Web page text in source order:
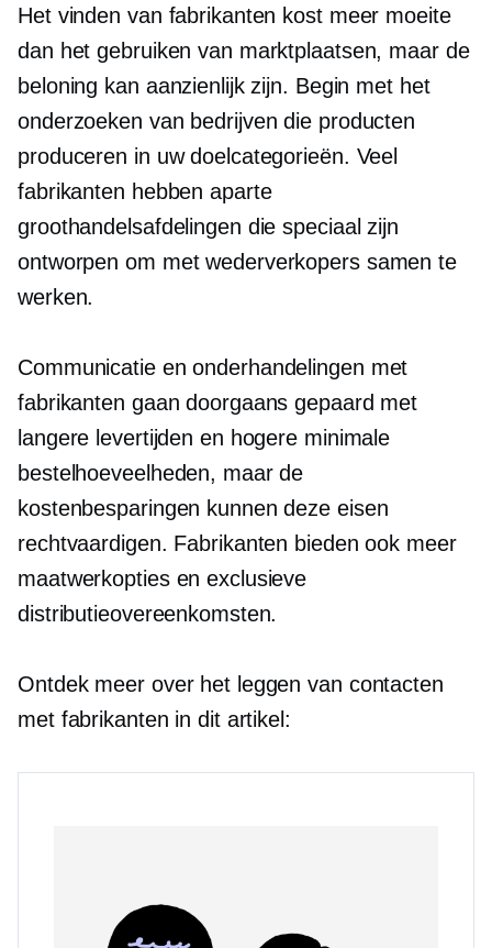
Het vinden van fabrikanten kost meer moeite
dan het gebruiken van marktplaatsen, maar de
beloning kan aanzienlijk zijn. Begin met het
onderzoeken van bedrijven die producten
produceren in uw doelcategorieën. Veel
fabrikanten hebben aparte
groothandelsafdelingen die speciaal zijn
ontworpen om met wederverkopers samen te
werken.
Communicatie en onderhandelingen met
fabrikanten gaan doorgaans gepaard met
langere levertijden en hogere minimale
bestelhoeveelheden, maar de
kostenbesparingen kunnen deze eisen
rechtvaardigen. Fabrikanten bieden ook meer
maatwerkopties en exclusieve
distributieovereenkomsten.
Ontdek meer over het leggen van contacten
met fabrikanten in dit artikel: